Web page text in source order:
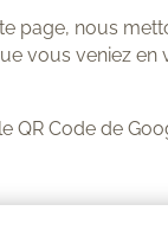
page, nous
vous veniez
QR Code de